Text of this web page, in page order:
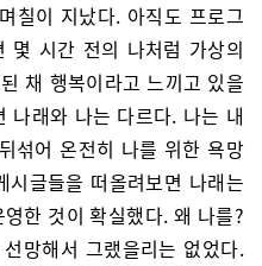
칠이 지났다. 아직도 프로그
몇 시간 전의 나처럼 가상의
채 행복이라고 느끼고 있을
나래와 나는 다르다. 나는 내
섞어 온전히 나를 위한 욕망
글들을 떠올려보면 나래는
한 것이 확실했다. 왜 나를?
망해서 그랬을리는 없었다.